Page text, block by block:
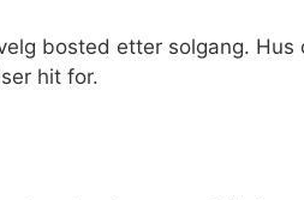
bosted etter solgang. Hus
hit for.